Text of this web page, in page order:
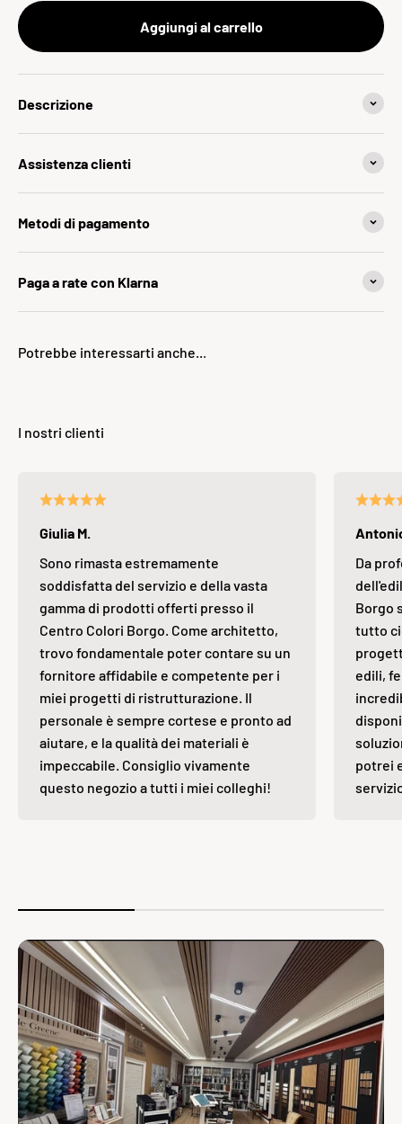
Aggiungi al carrello
Descrizione
Assistenza clienti
Metodi di pagamento
Paga a rate con Klarna
Giulia M.
Sono rimasta estremamente
soddisfatta del servizio e della vasta
gamma di prodotti offerti presso il
Centro Colori Borgo. Come architetto,
trovo fondamentale poter contare su un
fornitore affidabile e competente per i
miei progetti di ristrutturazione. Il
personale è sempre cortese e pronto ad
aiutare, e la qualità dei materiali è
impeccabile. Consiglio vivamente
questo negozio a tutti i miei colleghi!
Da
Borgo
tutto
edili,
potrei